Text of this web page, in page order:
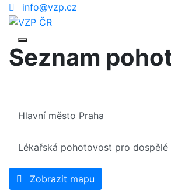
info@vzp.cz
Seznam
Zobrazit mapu